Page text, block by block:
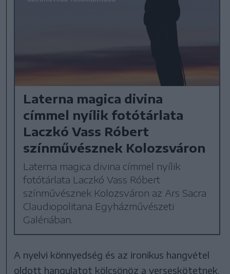
Laterna magica divina
címmel nyílik fotótárlata
Laczkó Vass Róbert
színművésznek Kolozsváron
Laterna magica divina címmel nyílik
fotótárlata Laczkó Vass Róbert
színművésznek Kolozsváron az Ars Sacra
Claudiopolitana Egyházművészeti
Galériában.
A nyelvi könnyedség és az ironikus hangvétel
oldott hangulatot kölcsönöz a verseskötetnek.